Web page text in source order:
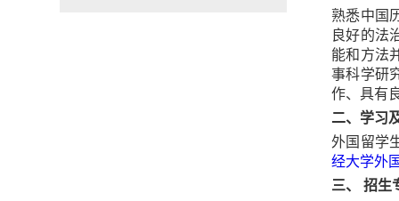
熟悉中国
良好的法
能和方法
事科学研
作、具有
二、学习
外国留学
经大学外
三、
招生